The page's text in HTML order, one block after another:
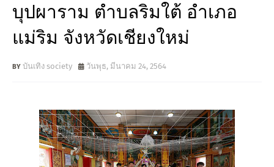
บุปผาราม ตำบลริมใต้ อำเภอ
แม่ริม จังหวัดเชียงใหม่
บันเทิง society วันพุธ, มีนาคม 24, 2564